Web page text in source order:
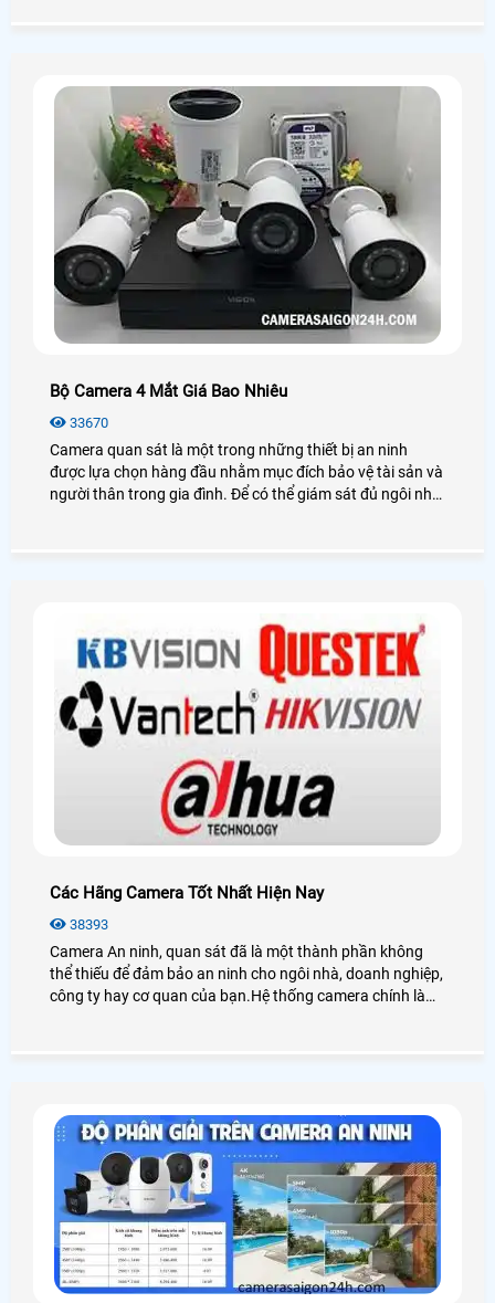
Bộ Camera 4 Mắt Giá Bao Nhiêu
33670
Camera quan sát là một trong những thiết bị an ninh
được lựa chọn hàng đầu nhằm mục đích bảo vệ tài sản và
người thân trong gia đình. Để có thể giám sát đủ ngôi nhà
Các Hãng Camera Tốt Nhất Hiện Nay
38393
Camera An ninh, quan sát đã là một thành phần không
thể thiếu để đảm bảo an ninh cho ngôi nhà, doanh nghiệp,
công ty hay cơ quan của bạn.Hệ thống camera chính là